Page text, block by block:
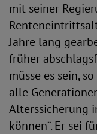
mit seiner
Jahre lang
früher
müsse es sein,
alle
Alterssicherung
können“. Er sei